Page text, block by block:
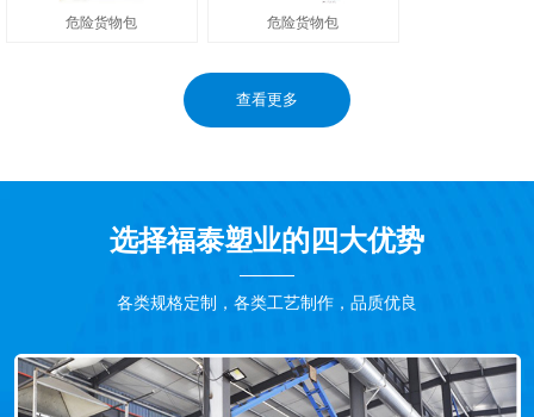
危险货物包 危险货物包
查看更多
选择福泰塑业的四大优势
各类规格定制，各类工艺制作，品质优良